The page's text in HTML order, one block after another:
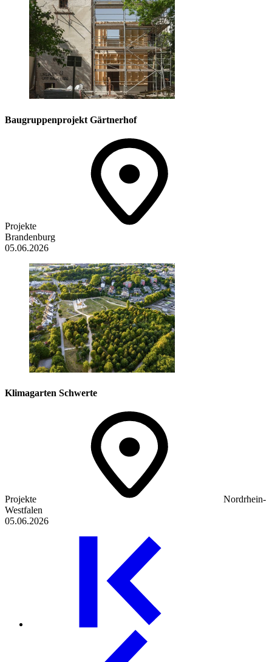
Baugruppenprojekt Gärtnerhof
Projekte
Brandenburg
05.06.2026
Klimagarten Schwerte
Projekte
Nordrhein-
Westfalen
05.06.2026